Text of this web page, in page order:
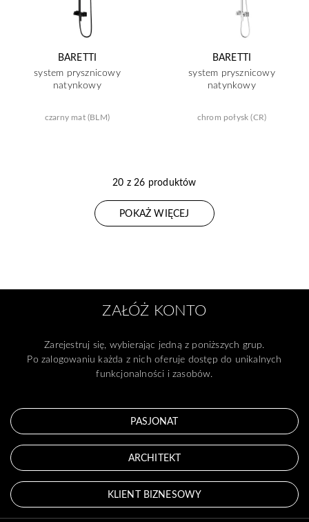
BARETTI
system prysznicowy
natynkowy
czarny mat (BLM)
BARETTI
system prysznicowy
natynkowy
chrom połysk (CR)
20 z 26 produktów
POKAŻ WIĘCEJ
ZAŁÓŻ KONTO
Zarejestruj się, wybierając jedną z poniższych grup.
Po zalogowaniu każda z nich oferuje dostęp do unikalnych
funkcjonalności i zasobów.
PASJONAT
ARCHITEKT
KLIENT BIZNESOWY